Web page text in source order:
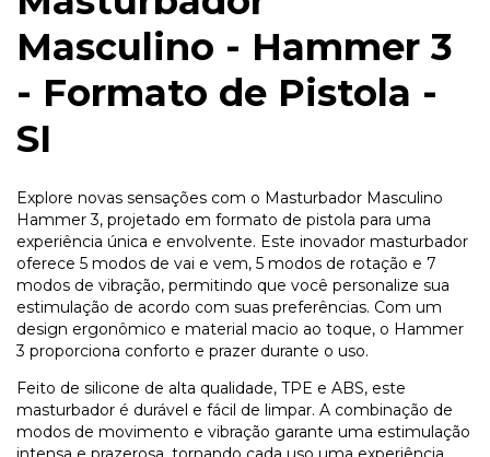
Masculino - Hammer 3
- Formato de Pistola -
SI
Explore novas sensações com o Masturbador Masculino
Hammer 3, projetado em formato de pistola para uma
experiência única e envolvente. Este inovador masturbador
oferece 5 modos de vai e vem, 5 modos de rotação e 7
modos de vibração, permitindo que você personalize sua
estimulação de acordo com suas preferências. Com um
design ergonômico e material macio ao toque, o Hammer
3 proporciona conforto e prazer durante o uso.
Feito de silicone de alta qualidade, TPE e ABS, este
masturbador é durável e fácil de limpar. A combinação de
modos de movimento e vibração garante uma estimulação